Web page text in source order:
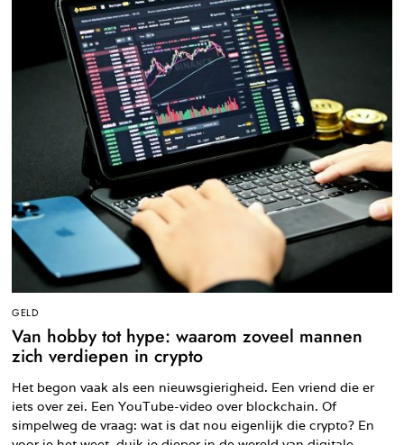
GELD
Van hobby tot hype: waarom zoveel mannen
zich verdiepen in crypto
Het begon vaak als een nieuwsgierigheid. Een vriend die er
iets over zei. Een YouTube-video over blockchain. Of
simpelweg de vraag: wat is dat nou eigenlijk die crypto? En